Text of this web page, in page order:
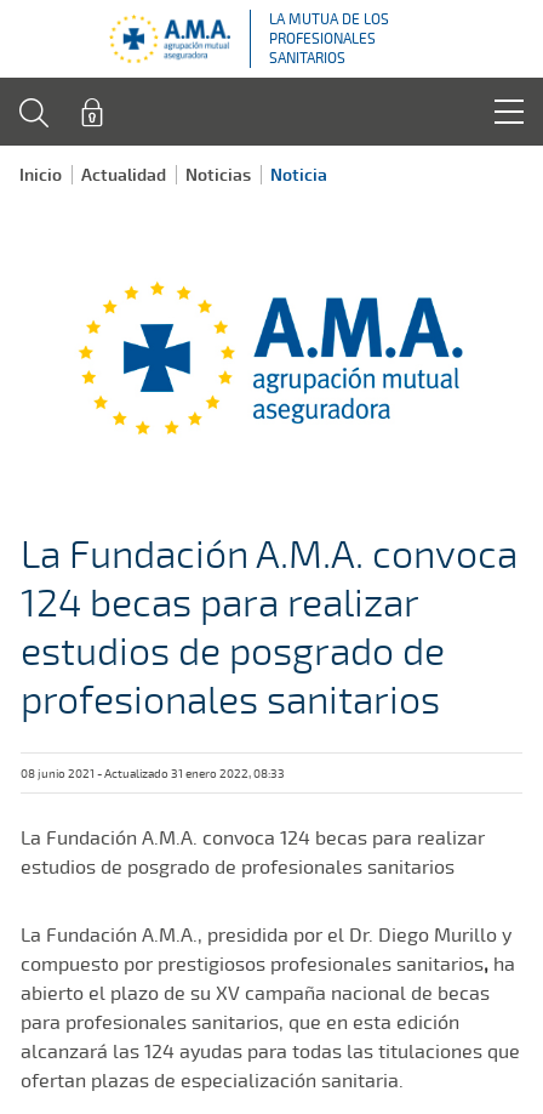
LA MUTUA DE LOS
PROFESIONALES
SANITARIOS
Inicio Actualidad Noticias Noticia
La Fundación A.M.A. convoca
124 becas para realizar
estudios de posgrado de
profesionales sanitarios
08 junio 2021 - Actualizado 31 enero 2022, 08:33
La Fundación A.M.A. convoca 124 becas para realizar
estudios de posgrado de profesionales sanitarios
La Fundación A.M.A., presidida por el Dr. Diego Murillo y
compuesto por prestigiosos profesionales sanitarios, ha
abierto el plazo de su XV campaña nacional de becas
para profesionales sanitarios, que en esta edición
alcanzará las 124 ayudas para todas las titulaciones que
ofertan plazas de especialización sanitaria.